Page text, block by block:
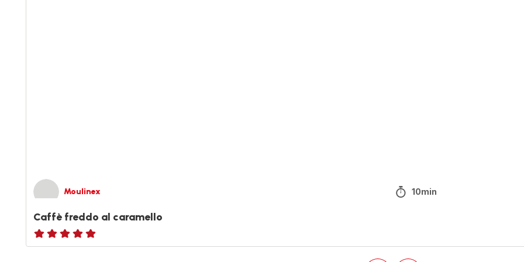
Moulinex 10min
Caffè freddo al caramello
ratings.NaN